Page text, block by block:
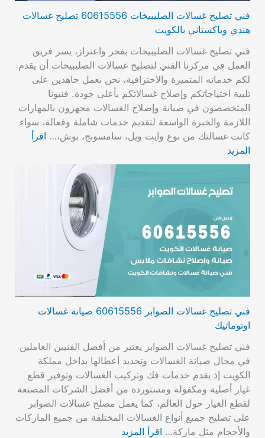
فني تصليح غسالات الصليبيخات 60615556 تصليح غسالات
هندي وباكستاني بالكويت
فني تصليح غسالات الصليبيخات بفخر واعتزاز، يسر فريق
العمل في مركزنا الفني لتصليح غسالات الصليبيخات أن يقدم
لكم خدماته المتميزة والاحترافية، نحن نعمل جاهدين على
تلبية احتياجاتكم وإصلاح غسالاتكم بأعلى جودة. فنيونا
المتخصصون في صيانة وإصلاح الغسالات مجهزون بالمهارات
اللازمة والخبرة الواسعة لتقديم خدمات شاملة وفعالة، سواء
كانت غسالتك من نوع وايت ويل، سامسونج، بوش،… اقرأ
المزيد
فني تصليح غسالات الصوابر 60615556 صيانة غسالات
اوتوماتيك
فني تصليح غسالات الصوابر يعتبر من أفضل الفنيين العاملين
في مجال صيانة الغسالات وتحديد أعطالها بداخل مملكة
الكويت إذ يقدم خدمات فك وتركيب الغسالات وتوفير قطع
غيار أصلية ومكفولة ومستوردة من أفضل الشركات المصنعة
لقطع الغيار حول العالم، كما يعمل مصلح غسالات الصوابر
على تصليح جميع أنواع الغسالات المختلفة من جميع الماركات
والأحجام مثل ماركة… اقرأ المزيد